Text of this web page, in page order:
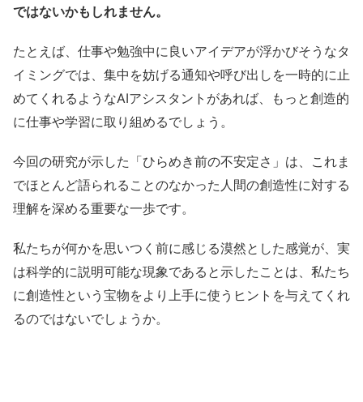
ではないかもしれません。
たとえば、仕事や勉強中に良いアイデアが浮かびそうなタ
イミングでは、集中を妨げる通知や呼び出しを一時的に止
めてくれるようなAIアシスタントがあれば、もっと創造的
に仕事や学習に取り組めるでしょう。
今回の研究が示した「ひらめき前の不安定さ」は、これま
でほとんど語られることのなかった人間の創造性に対する
理解を深める重要な一歩です。
私たちが何かを思いつく前に感じる漠然とした感覚が、実
は科学的に説明可能な現象であると示したことは、私たち
に創造性という宝物をより上手に使うヒントを与えてくれ
るのではないでしょうか。